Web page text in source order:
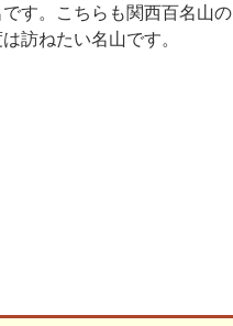
す。こちらも関西百名山の
訪ねたい名山です。